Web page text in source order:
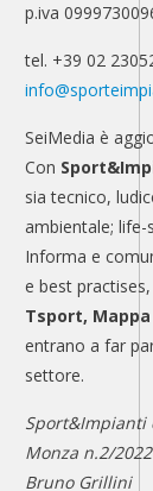
p.iva
tel. +39 02
SeiMedia è
Con
sia tecnico,
ambientale;
Informa e
e best
Tsport,
entrano a far
settore.
Sport&Impianti
Monza n.2/
Bruno Grillini